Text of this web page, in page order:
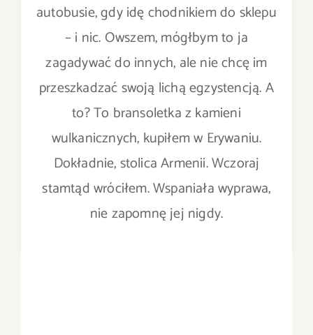
autobusie, gdy idę chodnikiem do sklepu
– i nic. Owszem, mógłbym to ja
zagadywać do innych, ale nie chcę im
przeszkadzać swoją lichą egzystencją. A
to? To bransoletka z kamieni
wulkanicznych, kupiłem w Erywaniu.
Dokładnie, stolica Armenii. Wczoraj
stamtąd wróciłem. Wspaniała wyprawa,
nie zapomnę jej nigdy.